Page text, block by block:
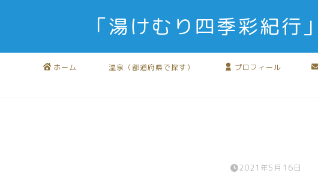
「湯けむり四季彩紀行」
ホーム 温泉（都道府県で探す） プロフィール
2021年5月16日